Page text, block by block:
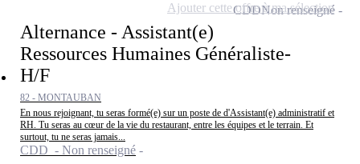
Alternance - Assistant(e)
Ressources Humaines Généraliste-
H/F
82 - MONTAUBAN
En nous rejoignant, tu seras formé(e) sur un poste de d'Assistant(e) administratif et
RH. Tu seras au cœur de la vie du restaurant, entre les équipes et le terrain. Et
surtout, tu ne seras jamais...
CDD - Non renseigné
CDDNon renseigné
Ajouter cette offre à ma sélection